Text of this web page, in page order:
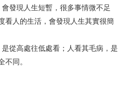
發現人生短暫，很多事情微不足
看人的生活，會發現人生其實很簡
是從高處往低處看；人看其毛病，是
不同。